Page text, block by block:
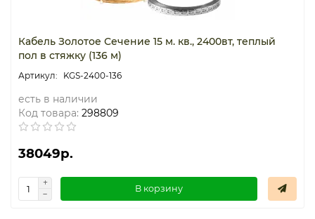
Кабель Золотое Сечение 15 м. кв., 2400вт, теплый
пол в стяжку (136 м)
KGS-2400-136
есть в наличии
Код товара: 298809
38049р.
В корзину